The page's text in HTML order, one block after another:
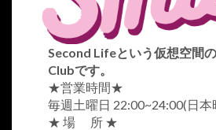
Second Lifeという仮想空間
Clubです。
★営業時間★
毎週土曜日 22:00~24:00(日本
★ 場 所 ★